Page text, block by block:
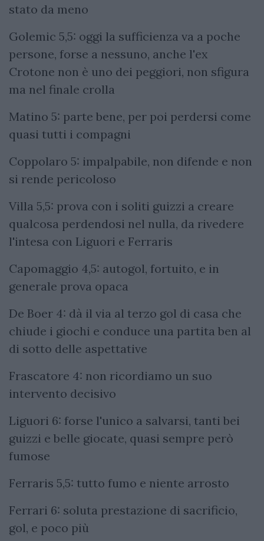
stato da meno
Golemic 5,5: oggi la sufficienza va a poche
persone, forse a nessuno, anche l'ex
Crotone non è uno dei peggiori, non sfigura
ma nel finale crolla
Matino 5: parte bene, per poi perdersi come
quasi tutti i compagni
Coppolaro 5: impalpabile, non difende e non
si rende pericoloso
Villa 5,5: prova con i soliti guizzi a creare
qualcosa perdendosi nel nulla, da rivedere
l'intesa con Liguori e Ferraris
Capomaggio 4,5: autogol, fortuito, e in
generale prova opaca
De Boer 4: dà il via al terzo gol di casa che
chiude i giochi e conduce una partita ben al
di sotto delle aspettative
Frascatore 4: non ricordiamo un suo
intervento decisivo
Liguori 6: forse l'unico a salvarsi, tanti bei
guizzi e belle giocate, quasi sempre però
fumose
Ferraris 5,5: tutto fumo e niente arrosto
Ferrari 6: soluta prestazione di sacrificio,
gol, e poco più